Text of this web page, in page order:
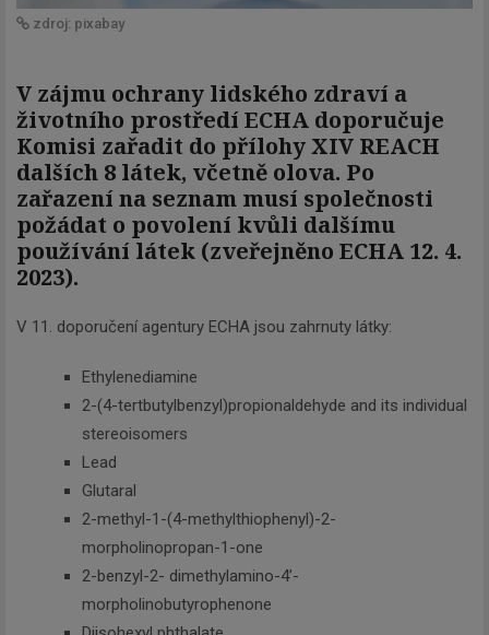
zdroj: pixabay
V zájmu ochrany lidského zdraví a
životního prostředí ECHA doporučuje
Komisi zařadit do přílohy XIV REACH
dalších 8 látek, včetně olova. Po
zařazení na seznam musí společnosti
požádat o povolení kvůli dalšímu
používání látek (zveřejněno ECHA 12. 4.
2023).
V 11. doporučení agentury ECHA jsou zahrnuty látky:
Ethylenediamine
2-(4-tertbutylbenzyl)propionaldehyde and its individual
stereoisomers
Lead
Glutaral
2-methyl-1-(4-methylthiophenyl)-2-
morpholinopropan-1-one
2-benzyl-2- dimethylamino-4’-
morpholinobutyrophenone